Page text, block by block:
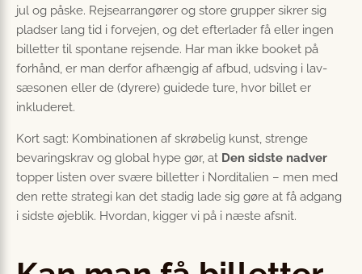
jul og påske. Rejse­arrangører og store grupper sikrer sig
pladser lang tid i forvejen, og det efterlader få eller ingen
billetter til spontane rejsende. Har man ikke booket på
forhånd, er man derfor afhængig af afbud, udsving i lav­
sæsonen eller de (dyrere) guidede ture, hvor billet er
inkluderet.
Kort sagt: Kombinationen af skrøbelig kunst, strenge
bevarings­krav og global hype gør, at Den sidste nadver
topper listen over svære billetter i Norditalien – men med
den rette strategi kan det stadig lade sig gøre at få adgang
i sidste øjeblik. Hvordan, kigger vi på i næste afsnit.